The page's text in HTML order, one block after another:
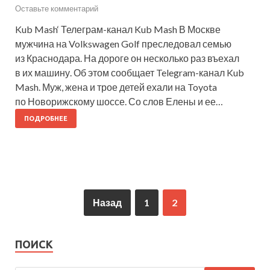
Оставьте комментарий
Kub Mash‘ Телеграм-канал Kub Mash В Москве
мужчина на Volkswagen Golf преследовал семью
из Краснодара. На дороге он несколько раз въехал
в их машину. Об этом сообщает Telegram-канал Kub
Mash. Муж, жена и трое детей ехали на Toyota
по Новорижскому шоссе. Со слов Елены и ее…
ПОДРОБНЕЕ
Назад 1 2
ПОИСК